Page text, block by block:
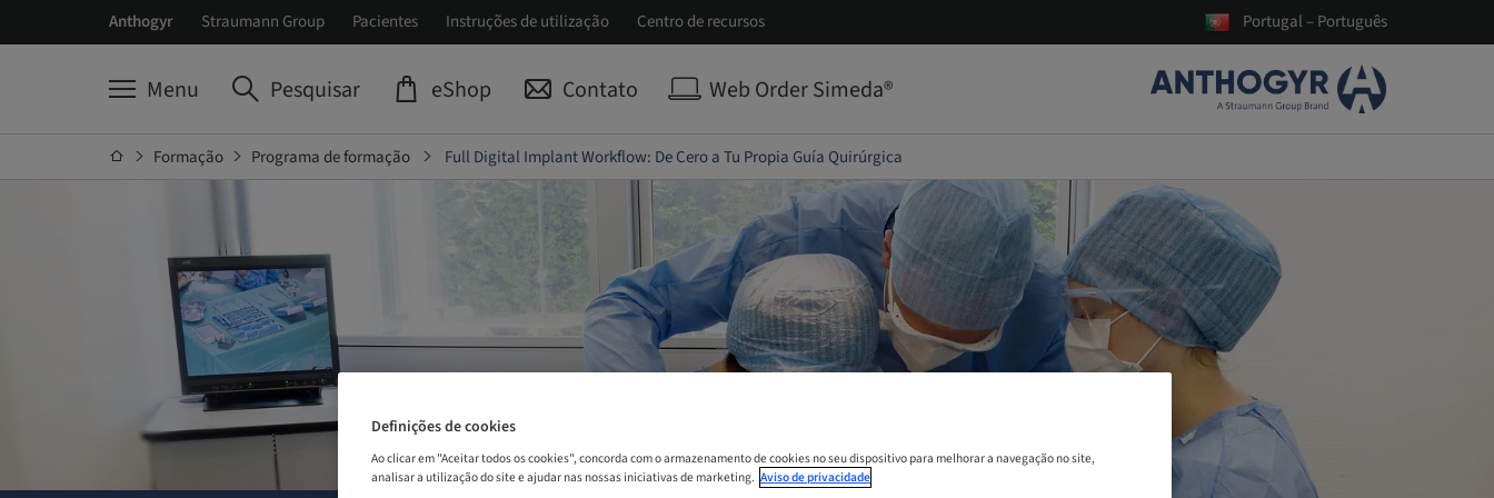
Anthogyr Straumann Group Pacientes Instruções de utilização Centro de recursos Portugal – Português
Menu Pesquisar eShop Contato Web Order Simeda®
Formação Programa de formação Full Digital Implant Workflow: De Cero a Tu Propia Guía Quirúrgica
Definições de cookies
Ao clicar em "Aceitar todos os cookies", concorda com o armazenamento de cookies no seu dispositivo para melhorar a navegação no site,
analisar a utilização do site e ajudar nas nossas iniciativas de marketing. Aviso de privacidade